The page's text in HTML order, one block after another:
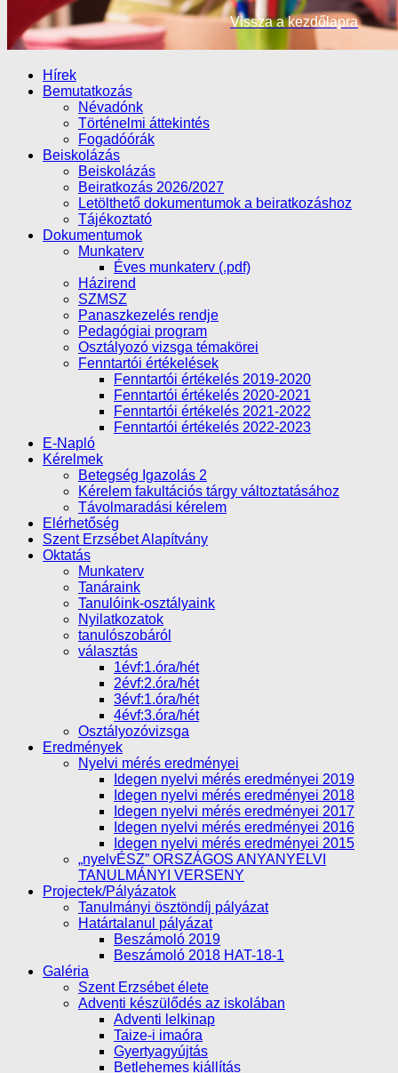
Vissza a kezdőlapra
Hírek
Bemutatkozás
Névadónk
Történelmi áttekintés
Fogadóórák
Beiskolázás
Beiskolázás
Beiratkozás 2026/2027
Letölthető dokumentumok a beiratkozáshoz
Tájékoztató
Dokumentumok
Munkaterv
Éves munkaterv (.pdf)
Házirend
SZMSZ
Panaszkezelés rendje
Pedagógiai program
Osztályozó vizsga témakörei
Fenntartói értékelések
Fenntartói értékelés 2019-2020
Fenntartói értékelés 2020-2021
Fenntartói értékelés 2021-2022
Fenntartói értékelés 2022-2023
E-Napló
Kérelmek
Betegség Igazolás 2
Kérelem fakultációs tárgy változtatásához
Távolmaradási kérelem
Elérhetőség
Szent Erzsébet Alapítvány
Oktatás
Munkaterv
Tanáraink
Tanulóink-osztályaink
Nyilatkozatok
tanulószobáról
választás
1évf:1.óra/hét
2évf:2.óra/hét
3évf:1.óra/hét
4évf:3.óra/hét
Osztályozóvizsga
Eredmények
Nyelvi mérés eredményei
Idegen nyelvi mérés eredményei 2019
Idegen nyelvi mérés eredményei 2018
Idegen nyelvi mérés eredményei 2017
Idegen nyelvi mérés eredményei 2016
Idegen nyelvi mérés eredményei 2015
„nyelvÉSZ” ORSZÁGOS ANYANYELVI
TANULMÁNYI VERSENY
Projectek/Pályázatok
Tanulmányi ösztöndíj pályázat
Határtalanul pályázat
Beszámoló 2019
Beszámoló 2018 HAT-18-1
Galéria
Szent Erzsébet élete
Adventi készülődés az iskolában
Adventi lelkinap
Taize-i imaóra
Gyertyagyújtás
Betlehemes kiállítás